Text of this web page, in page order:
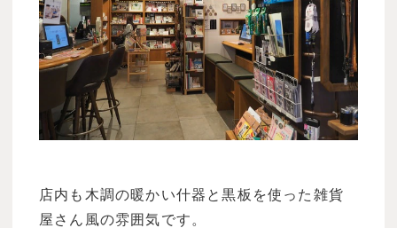
店内も木調の暖かい什器と黒板を使った雑貨
屋さん風の雰囲気です。